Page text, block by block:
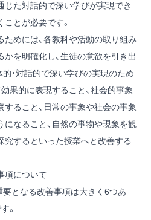
じた対話的で深い学びが実現でき
とが必要です。
めには、各教科や活動の取り組み
を明確化し、生徒の意欲を引き出
・対話的で深い学びの実現のため
果的に表現すること、社会的事象
ること、日常の事象や社会の事象
なること、自然の事物や現象を観
究するといった授業へと改善する
項について
要となる改善事項は大きく6つあ
。